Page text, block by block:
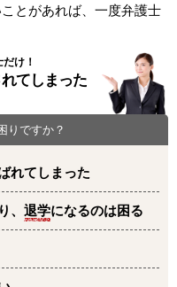
とがあれば、一度弁護士
け！
てしまった
りですか？
れてしまった
、 退学になるのは困る